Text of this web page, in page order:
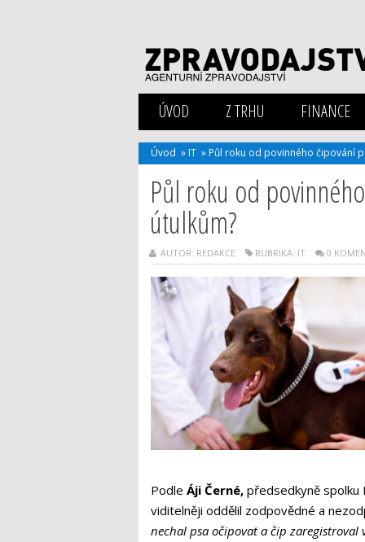
ÚVOD Z TRHU FINANCE
Úvod » IT » Půl roku od povinného čipování
Půl roku od
útulkům?
AUTOR: REDAKCE RUBRIKA: IT 0
Podle Áji Černé,předsedkyně spolku
viditelněji oddělil zodpovědné a
nechal psa očipovat a čip zaregistroval